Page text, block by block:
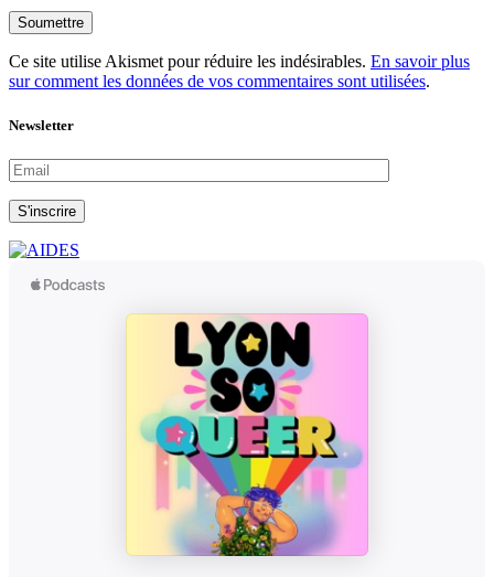
Soumettre
Ce site utilise Akismet pour réduire les indésirables. En savoir plus
sur comment les données de vos commentaires sont utilisées.
Newsletter
S'inscrire